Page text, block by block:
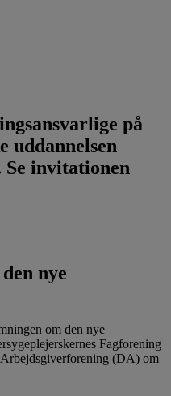
på
uddannelsen
Se invitationen
nye
om den nye
Fagforening
(DA) om